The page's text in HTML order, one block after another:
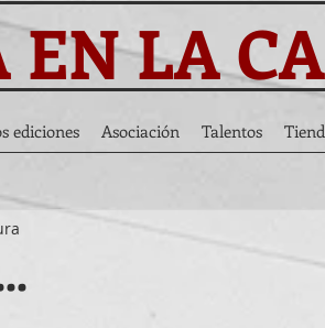
EN LA
ediciones Asociación Talentos